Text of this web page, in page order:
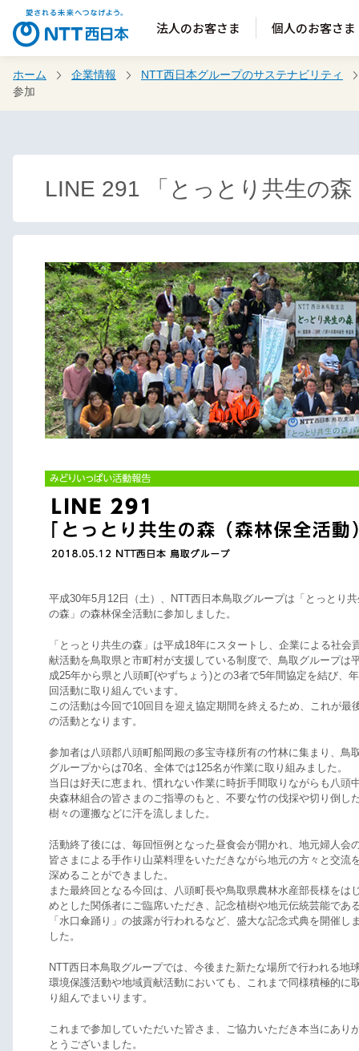
法人のお客さま 個人のお客さま
ホーム 企業情報
NTT西日本グループのサステナビリティ
参加
LINE 291 「とっとり共生の
平成30年5月12日（土）、NTT西日本鳥取グループは「とっとり
の森」の森林保全活動に参加しました。
「とっとり共生の森」は平成18年にスタートし、企業による社会
献活動を鳥取県と市町村が支援している制度で、鳥取グループは
成25年から県と八頭町(やずちょう)との3者で5年間協定を結び、
回活動に取り組んでいます。
この活動は今回で10回目を迎え協定期間を終えるため、これが最
の活動となります。
参加者は八頭郡八頭町船岡殿の多宝寺様所有の竹林に集まり、鳥
グループからは70名、全体では125名が作業に取り組みました。
当日は好天に恵まれ、慣れない作業に時折手間取りながらも八頭
央森林組合の皆さまのご指導のもと、不要な竹の伐採や切り倒し
樹々の運搬などに汗を流しました。
活動終了後には、毎回恒例となった昼食会が開かれ、地元婦人会
皆さまによる手作り山菜料理をいただきながら地元の方々と交流
深めることができました。
また最終回となる今回は、八頭町長や鳥取県農林水産部長様をは
めとした関係者にご臨席いただき、記念植樹や地元伝統芸能であ
「水口傘踊り」の披露が行われるなど、盛大な記念式典を開催し
した。
NTT西日本鳥取グループでは、今後また新たな場所で行われる地
環境保護活動や地域貢献活動においても、これまで同様積極的に
り組んでまいります。
これまで参加していただいた皆さま、ご協力いただき本当にあり
とうございました。